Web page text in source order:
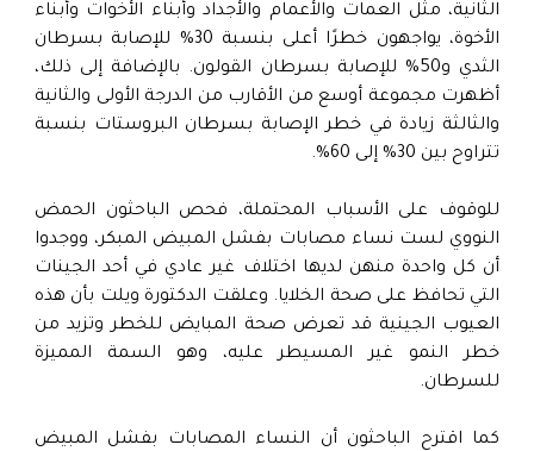
الثانية، مثل العمات والأعمام والأجداد وأبناء الأخوات وأبناء
الأخوة، يواجهون خطرًا أعلى بنسبة 30% للإصابة بسرطان
الثدي و50% للإصابة بسرطان القولون. بالإضافة إلى ذلك،
أظهرت مجموعة أوسع من الأقارب من الدرجة الأولى والثانية
والثالثة زيادة في خطر الإصابة بسرطان البروستات بنسبة
تتراوح بين 30% إلى 60%.
للوقوف على الأسباب المحتملة، فحص الباحثون الحمض
النووي لست نساء مصابات بفشل المبيض المبكر، ووجدوا
أن كل واحدة منهن لديها اختلاف غير عادي في أحد الجينات
التي تحافظ على صحة الخلايا. وعلقت الدكتورة ويلت بأن هذه
العيوب الجينية قد تعرض صحة المبايض للخطر وتزيد من
خطر النمو غير المسيطر عليه، وهو السمة المميزة
للسرطان.
كما اقترح الباحثون أن النساء المصابات بفشل المبيض